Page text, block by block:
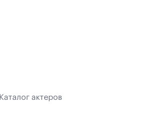
Каталог актеров